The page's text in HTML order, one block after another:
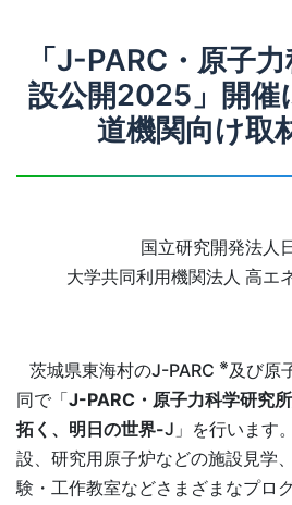
「J-PARC・原子
設公開2025」開催
道機関向け取
国立研究開発法人
大学共同利用機関法人 高エ
茨城県東海村のJ-PARC ※及び原
同で「J-PARC・原子力科学研究
拓く、明日の世界-J」を行います
設、研究用原子炉などの施設見学
験・工作教室などさまざまなプロ